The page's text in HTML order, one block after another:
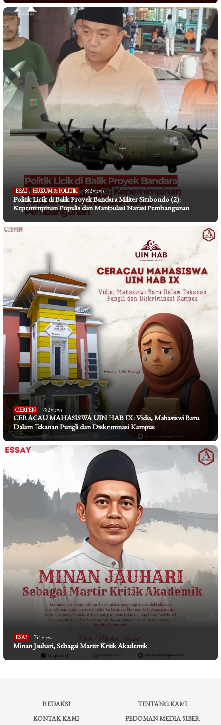
ESAI , HUKUM & POLITIK 852 views
Politik Licik di Balik Proyek Bandara Militer Situbondo (2):
Kepemimpinan Populis dan Manipulasi Narasi Pembangunan
CERPEN 782 views
CERACAU MAHASISWA UIN HAB IX: Vidia, Mahasiswi Baru
Dalam Tekanan Pungli dan Diskriminasi Kampus
ESAI 744 views
Minan Jauhari, Sebagai Martir Kritik Akademik
REDAKSI
TENTANG KAMI
KONTAK KAMI
PEDOMAN MEDIA SIBER